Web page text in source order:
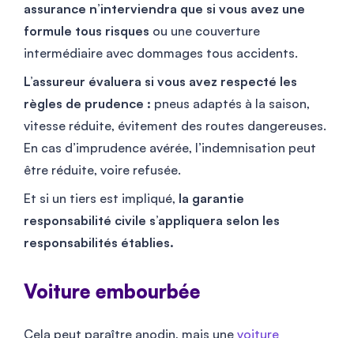
assurance n’interviendra que si vous avez une
formule tous risques ou une couverture
intermédiaire avec dommages tous accidents.
L’assureur évaluera si vous avez respecté les
règles de prudence : pneus adaptés à la saison,
vitesse réduite, évitement des routes dangereuses.
En cas d’imprudence avérée, l’indemnisation peut
être réduite, voire refusée.
Et si un tiers est impliqué, la garantie
responsabilité civile s’appliquera selon les
responsabilités établies.
Voiture embourbée
Cela peut paraître anodin, mais une voiture